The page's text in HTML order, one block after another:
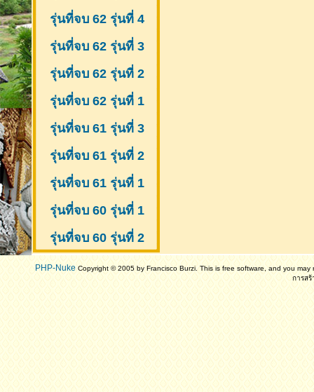
รุ่นที่จบ 62 รุ่นที่ 4
รุ่นที่จบ 62 รุ่นที่ 3
รุ่นที่จบ 62 รุ่นที่ 2
รุ่นที่จบ 62 รุ่นที่ 1
รุ่นที่จบ 61 รุ่นที่ 3
รุ่นที่จบ 61 รุ่นที่ 2
รุ่นที่จบ 61รุ่นที่ 1
รุ่นที่จบ 60 รุ่นที่ 1
รุ่นที่จบ 60 รุ่นที่ 2
PHP-NukeCopyright © 2005 by Francisco Burzi. This is free software, and you
การส